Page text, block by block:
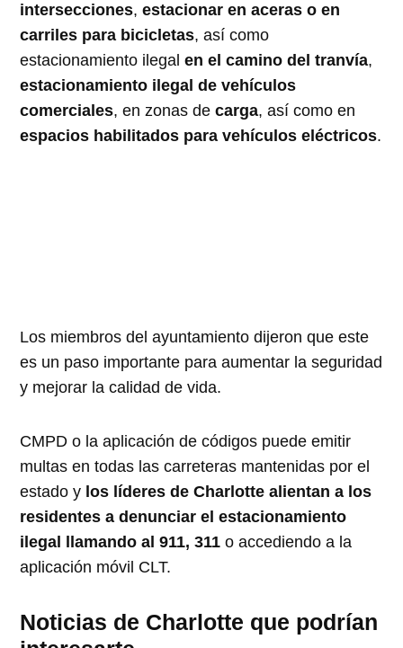
intersecciones,estacionar en aceras o en
carriles para bicicletas, así como
estacionamiento ilegalen el camino del tranvía,
estacionamiento ilegal de vehículos
comerciales, en zonas decarga, así como en
espacios habilitados para vehículos eléctricos.
Los miembros del ayuntamiento dijeron que este
es un paso importante para aumentar la seguridad
y mejorar la calidad de vida.
CMPD o la aplicación de códigos puede emitir
multas en todas las carreteras mantenidas por el
estado y los líderes de Charlotte alientan a los
residentes a denunciar el estacionamiento
ilegal llamando al 911, 311 o accediendo a la
aplicación móvil CLT.
Noticias de Charlotte que podrían